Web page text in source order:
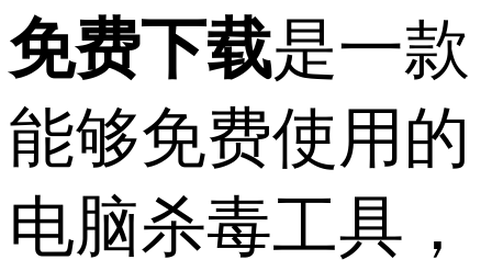
免费下载是一款
能够免费使用的
电脑杀毒工具，